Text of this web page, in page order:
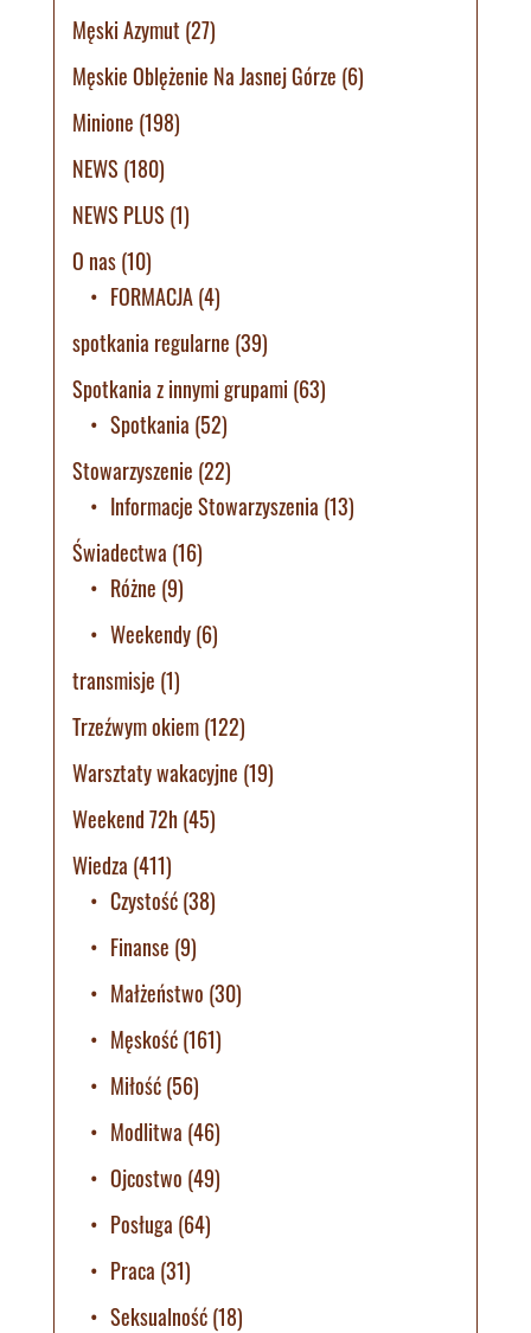
Męski Azymut (27)
Męskie Oblężenie Na Jasnej Górze (6)
Minione (198)
NEWS (180)
NEWS PLUS (1)
O nas(10)
FORMACJA(4)
spotkania regularne (39)
Spotkania z innymi grupami (63)
Spotkania (52)
Stowarzyszenie (22)
Informacje Stowarzyszenia (13)
Świadectwa (16)
Różne (9)
Weekendy(6)
transmisje (1)
Trzeźwym okiem(122)
Warsztaty wakacyjne (19)
Weekend 72h(45)
Wiedza (411)
Czystość(38)
Finanse (9)
Małżeństwo (30)
Męskość(161)
Miłość(56)
Modlitwa (46)
Ojcostwo (49)
Posługa (64)
Praca (31)
Seksualność(18)